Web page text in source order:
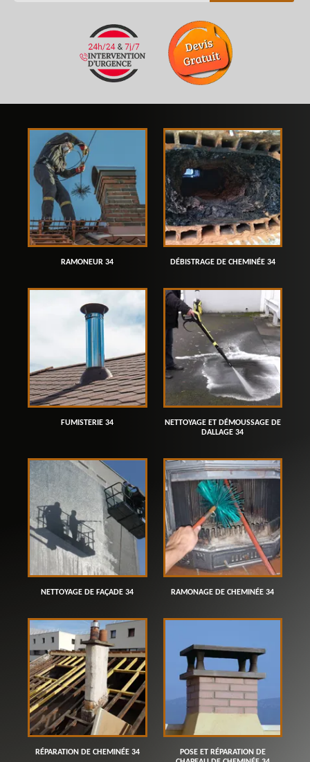
RAMONEUR 34 DÉBISTRAGE DE CHEMINÉE 34
FUMISTERIE 34
NETTOYAGE ET DÉMOUSSAGE DE
DALLAGE 34
NETTOYAGE DE FAÇADE 34 RAMONAGE DE CHEMINÉE 34
RÉPARATION DE CHEMINÉE 34
POSE ET RÉPARATION DE